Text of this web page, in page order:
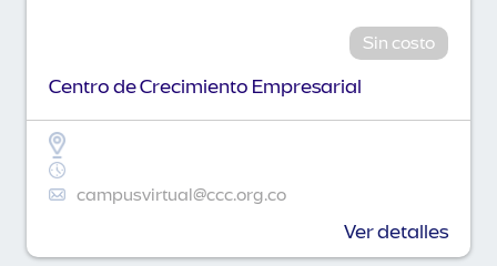
Sin costo
Centro de Crecimiento Empresarial
campusvirtual@ccc.org.co
Ver detalles